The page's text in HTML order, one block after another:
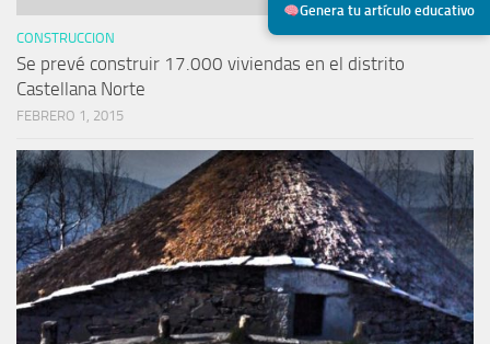
Genera tu artículo educativo
CONSTRUCCION
Se prevé construir 17.000 viviendas en el distrito
Castellana Norte
FEBRERO 1, 2015